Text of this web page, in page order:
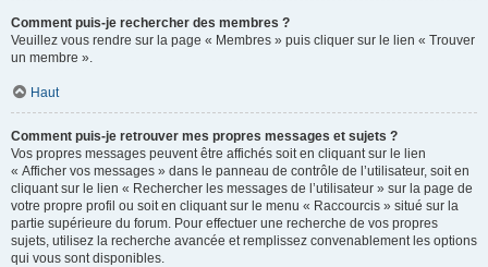
Comment puis-je rechercher des membres ?
Veuillez vous rendre sur la page « Membres » puis cliquer sur le lien « Trouver
un membre ».
Haut
Comment puis-je retrouver mes propres messages et sujets ?
Vos propres messages peuvent être affichés soit en cliquant sur le lien
« Afficher vos messages » dans le panneau de contrôle de l’utilisateur, soit en
cliquant sur le lien « Rechercher les messages de l’utilisateur » sur la page de
votre propre profil ou soit en cliquant sur le menu « Raccourcis » situé sur la
partie supérieure du forum. Pour effectuer une recherche de vos propres
sujets, utilisez la recherche avancée et remplissez convenablement les options
qui vous sont disponibles.